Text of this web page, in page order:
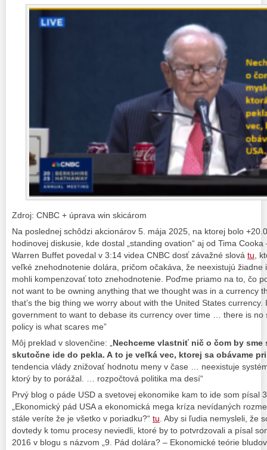
Zdroj: CNBC + úprava win skicárom
Na poslednej schôdzi akcionárov 5. mája 2025, na ktorej bolo
hodinovej diskusie, kde dostal „standing ovation“ aj od Tima
Warren Buffet povedal v 3:14 videa CNBC dosť závažné slová tu ,
veľké znehodnotenie dolára, pričom očakáva, že neexistujú žiadne
mohli kompenzovať toto znehodnotenie. Poďme priamo na to, čo
not want to be owning anything that we thought was in a currency
that’s the big thing we worry about with the United States
government to want to debase its currency over time … there is
policy is what scares me”
Môj preklad v slovenčine: „ Nechceme vlastniť nič o čom by sme
skutočne ide do pekla. A to je veľká vec, ktorej sa obávame pri
tendencia vlády znižovať hodnotu meny v čase … neexistuje
ktorý by to porážal. … rozpočtová politika ma desí“
Prvý blog o páde USD a svetovej ekonomike kam to ide som písal
„Ekonomický pád USA a ekonomická mega kríza nevídaných
stále veríte že je všetko v poriadku?“ tu. Aby si ľudia nemysleli, že
dovtedy k tomu procesy neviedli, ktoré by to potvrdzovali a písal
2016 v blogu s názvom „9. Pád dolára? – Ekonomické teórie